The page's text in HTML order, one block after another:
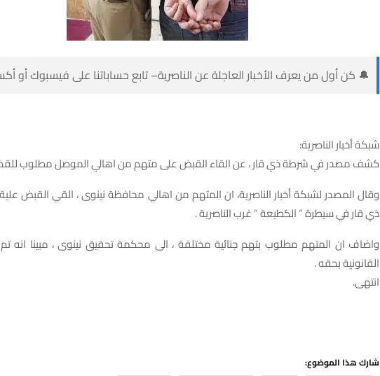
🔔 كن أول من يعرف الأخبار العاجلة عن الناصرية– تابع حساباتنا على فيسبوك أو
شبكة أخبار الناصرية:
كشف مصدر في شرطة ذي قار ، عن القاء القبض على متهم من اهالي الموصل مطلوب
وقال المصدر لشبكة أخبار الناصرية، ان المتهم من اهالي محافظة نينوى ، القي القبض
ذي قار في سيطرة ” الكطيعة ” غرب الناصرية .
واضاف ان المتهم مطلوب بتهم جنائية مختلفة ، الى محكمة تحقيق نينوى ، مبينا انه تم
القانونية بحقه .
انتهى.
شارك هذا الموضوع: